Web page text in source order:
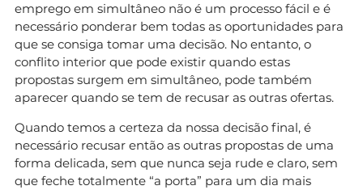
emprego em simultâneo não é um processo fácil e é
necessário ponderar bem todas as oportunidades para
que se consiga tomar uma decisão. No entanto, o
conflito interior que pode existir quando estas
propostas surgem em simultâneo, pode também
aparecer quando se tem de recusar as outras ofertas.
Quando temos a certeza da nossa decisão final, é
necessário recusar então as outras propostas de uma
forma delicada, sem que nunca seja rude e claro, sem
que feche totalmente “a porta” para um dia mais